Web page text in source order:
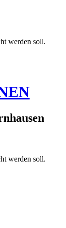
werden soll.
werden soll.